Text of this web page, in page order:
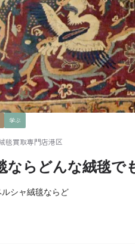
学ぶ
毯買取専門店港区
らどんな絨毯で
シャ絨毯ならど